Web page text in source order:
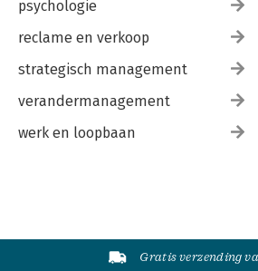
psychologie
reclame en verkoop
strategisch management
verandermanagement
werk en loopbaan
Gratis verzending